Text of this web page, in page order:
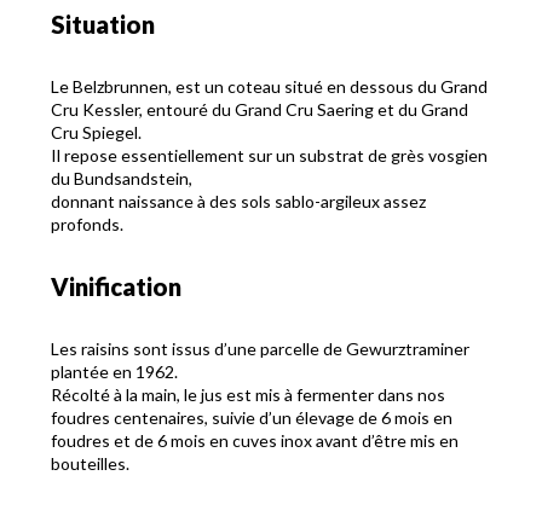
Situation
Le Belzbrunnen, est un coteau situé en dessous du Grand
Cru Kessler, entouré du Grand Cru Saering et du Grand
Cru Spiegel.
Il repose essentiellement sur un substrat de grès vosgien
du Bundsandstein,
donnant naissance à des sols sablo-argileux assez
profonds.
Vinification
Les raisins sont issus d’une parcelle de Gewurztraminer
plantée en 1962.
Récolté à la main, le jus est mis à fermenter dans nos
foudres centenaires, suivie d’un élevage de 6 mois en
foudres et de 6 mois en cuves inox avant d’être mis en
bouteilles.